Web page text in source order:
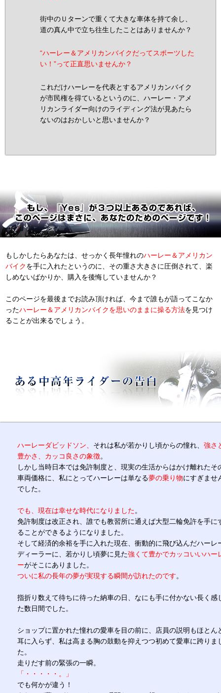
街中のＵターンで重くて大きな車体を持て余し、
道の真ん中で立ち往生したことはありませんか？
“ハーレー＆アメリカンバイクだってスポーツした
い！”って正直思いませんか？
これだけハーレーを代表とするアメリカンバイク
が市民権を得ているというのに、ハーレー・アメ
リカンライダー向けのライディング法が見あたら
ないのはおかしいと思いませんか？
もしかしたらあなたは、せっかく長年憧れのハーレー＆アメリカン
バイクを手に入れたというのに、その重さ大きさに圧倒されて、楽
しめないばかりか、購入を後悔していませんか？
このページを最後までお読み頂ければ、今まで誰もが語ってこなか
ったハーレー＆アメリカンバイクを思いのままに操る方法を見つけ
ることが出来るでしょう。
ハーレーダビッドソン、 それは私が若かりし頃からの憧れ、 強さ
豊かさ、カッコ良さの象徴。
しかし当時日本では免許制度と、現実の生活からはかけ離れたそ
車両価格に、私にとってハーレーは単なる夢の乗り物にすぎませ
でした。
でも、現在は幸せな時代になりました。
免許制度は改正され、誰でも教習所に通えば大型二輪免許を手に
ることができるようになりました。
そして経済的余裕を手に入れた現在、衝動的に飛び込んだハーレ
ディーラーに、若かりし頃夢に見た強くて豊かでカッコいいハー
ーがそこにありました。
ついに私の長年の夢が実現する瞬間が訪れたのです。
指折り数えて待ちに待った納車の日、なにも手に付かない長く感
た数日間でした。
ショップに置かれた憧れの愛車を目の前に、店員の説明もほとん
耳に入らず、私は高まる胸の鼓動を抑えつつ初めて愛車に跨りま
た。
走りだす前の緊張の一瞬。
「・・・・・。」
でも何かが違う！